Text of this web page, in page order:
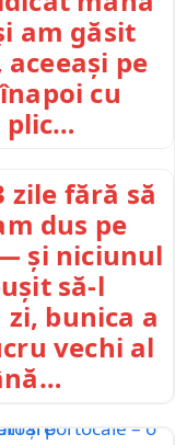
am găsit
pe
cu
plic…
zile fără să
dus pe
și niciunul
să-l
bunica a
vechi al